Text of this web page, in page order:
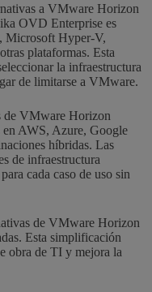
a VMware Horizon
OVD Enterprise es
Microsoft Hyper-V,
plataformas. Esta
la infraestructura
de limitarse a VMware.
de VMware Horizon
en AWS, Azure, Google
híbridas. Las
de infraestructura
cada caso de uso sin
de VMware Horizon
Esta simplificación
obra de TI y mejora la